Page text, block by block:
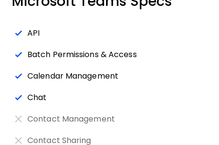
API
Batch Permissions & Access
Calendar Management
Chat
Contact Management
Contact Sharing